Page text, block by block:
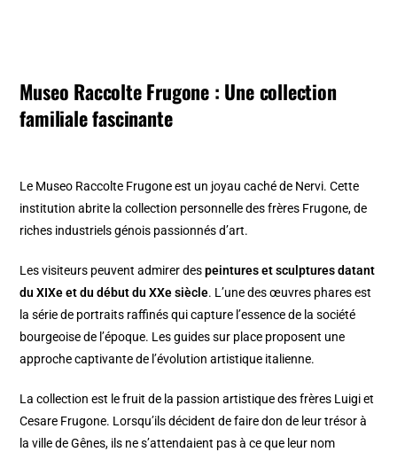
Museo Raccolte Frugone : Une collection
familiale fascinante
Le Museo Raccolte Frugone est un joyau caché de Nervi. Cette
institution abrite la collection personnelle des frères Frugone, de
riches industriels génois passionnés d’art.
Les visiteurs peuvent admirer despeintures et sculptures datant
du XIXe et du début du XXe siècle. L’une des œuvres phares est
la série de portraits raffinés qui capture l’essence de la société
bourgeoise de l’époque. Les guides sur place proposent une
approche captivante de l’évolution artistique italienne.
La collection est le fruit de la passion artistique des frères Luigi et
Cesare Frugone. Lorsqu’ils décident de faire don de leur trésor à
la ville de Gênes, ils ne s’attendaient pas à ce que leur nom